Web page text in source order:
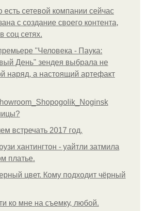
есть сетевой компании сейчас
с создание своего контента,
соц сетях.
"Человека - Паука:
День" зендея выбрала не
наряд, а настоящий артефакт
встречать 2017 год.
хантингтон - уайтли затмила
платьe.
цвет. Кому подходит чёрный
ко мне на съемку, любой.